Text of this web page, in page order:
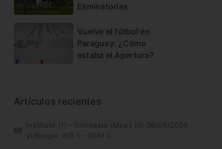
Eliminatorias
Vuelve el fútbol en
Paraguay: ¿Cómo
estaba el Apertura?
Artículos recientes
Instituto (1) – Gimnasia (Mza.) (0) 08/08/2026 –
Videogol: INS 1 – GEM 0